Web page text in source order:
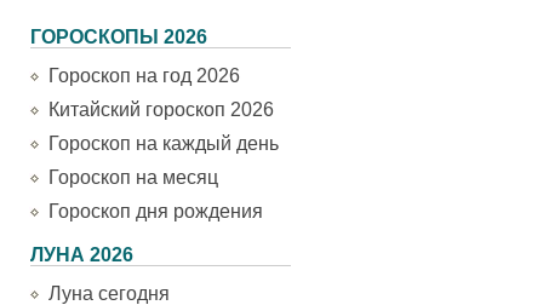
ГОРОСКОПЫ 2026
Гороскоп на год 2026
Китайский гороскоп 2026
Гороскоп на каждый день
Гороскоп на месяц
Гороскоп дня рождения
ЛУНА 2026
Луна сегодня